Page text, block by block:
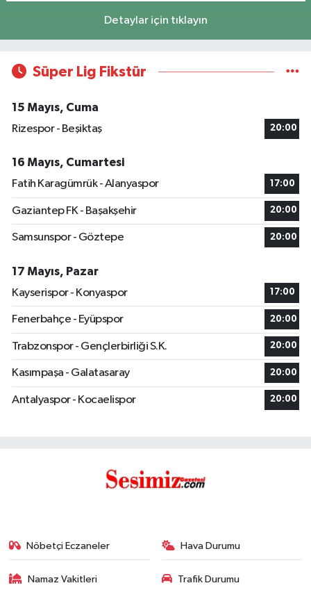
Detaylar için tıklayın
Süper Lig Fikstür
15 Mayıs, Cuma
Rizespor - Beşiktaş
20:00
16 Mayıs, Cumartesi
Fatih Karagümrük - Alanyaspor
17:00
Gaziantep FK - Başakşehir 20:00
Samsunspor - Göztepe 20:00
17 Mayıs, Pazar
Kayserispor - Konyaspor
17:00
Fenerbahçe - Eyüpspor 20:00
Trabzonspor - Gençlerbirliği S.K. 20:00
Kasımpaşa - Galatasaray 20:00
Antalyaspor - Kocaelispor 20:00
Nöbetçi Eczaneler Hava Durumu
Namaz Vakitleri Trafik Durumu